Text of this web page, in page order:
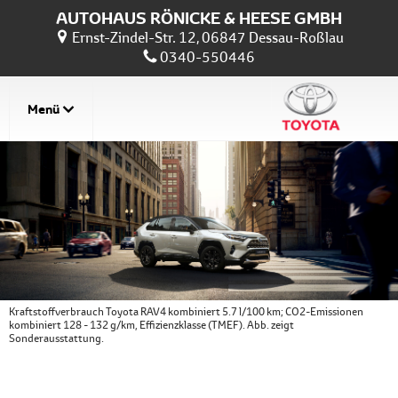
AUTOHAUS RÖNICKE & HEESE GMBH
Ernst-Zindel-Str. 12, 06847 Dessau-Roßlau
0340-550446
Menü
Kraftstoffverbrauch Toyota RAV4 kombiniert 5.7 l/100 km; CO2-Emissionen
kombiniert 128 - 132 g/km, Effizienzklasse (TMEF). Abb. zeigt
Sonderausstattung.